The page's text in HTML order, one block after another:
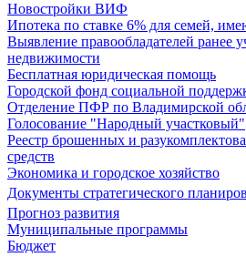
Новостройки ВИФ
Ипотека по ставке 6% для семей,
Выявление правообладателей ранее
недвижимости
Бесплатная юридическая помощь
Городской фонд социальной
Отделение ПФР по Владимирской
Голосование "Народный участковый"
Реестр брошенных и
средств
Экономика и городское хозяйство
Документы стратегического
Прогноз развития
Муниципальные программы
Бюджет